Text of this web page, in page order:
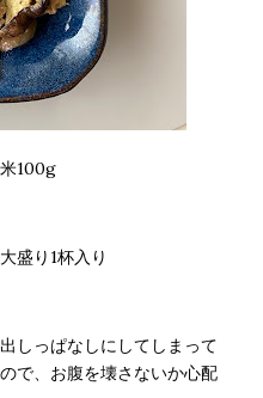
100g
盛り1杯入り
しっぱなしにしてしまって
で、お腹を壊さないか心配